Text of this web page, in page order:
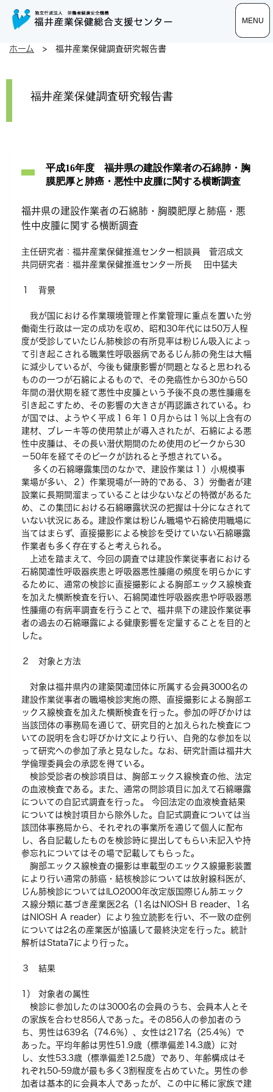
toggle
toggle
MENU
toggle
MENU
ホーム > 福井産業保健調査研究報告書
福井産業保健調査研究報告書
平成16年度 福井県の建設作業者の石綿肺・胸
膜肥厚と肺癌・悪性中皮腫に関する横断調査
福井県の建設作業者の石綿肺・胸膜肥厚と肺癌・悪
性中皮腫に関する横断調査
主任研究者：福井産業保健推進センター相談員 菅沼成文
共同研究者：福井産業保健推進センター所長 田中猛夫
１ 背景
我が国における作業環境管理と作業管理に重点を置いた労
働衛生行政は一定の成功を収め、昭和30年代には50万人程
度が受診していたじん肺検診の有所見率は粉じん吸入によっ
て引き起こされる職業性呼吸器病であるじん肺の発生は大幅
に減少しているが、今後も健康影響が問題となると思われる
ものの一つが石綿によるもので、その発癌性から30から50
年間の潜伏期を経て悪性中皮腫という予後不良の悪性腫瘍を
引き起こすため、その影響の大きさが再認識されている。わ
が国では、ようやく平成１６年１０月からは１％以上含有の
建材、ブレーキ等の使用禁止が導入されたが、石綿による悪
性中皮腫は、その長い潜伏期間のため使用のピークから30
－50年を経てそのピークが訪れると予想されている。
多くの石綿曝露集団のなかで、建設作業は１）小規模事
業場が多い、２）作業現場が一時的である、３）労働者が建
設業に長期間溜まっていることは少ないなどの特徴があるた
め、この集団における石綿曝露状況の把握は十分になされて
いない状況にある。建設作業は粉じん職場や石綿使用職場に
当てはまらず、直接撮影による検診を受けていない石綿曝露
作業者も多く存在すると考えられる。
上述を踏まえて、今回の調査では建設作業従事者における
石綿関連性呼吸器疾患と呼吸器悪性腫瘍の頻度を明らかにす
るために、通常の検診に直接撮影による胸部エックス線検査
を加えた横断検査を行い、石綿関連性呼吸器疾患や呼吸器悪
性腫瘍の有病率調査を行うことで、福井県下の建設作業従事
者の過去の石綿曝露による健康影響を定量することを目的と
した。
２ 対象と方法
対象は福井県内の建築関連団体に所属する会員3000名の
建設作業従事者の職場検診実施の際、直接撮影による胸部エ
ックス線検査を加えた横断検査を行った。参加の呼びかけは
当該団体の事務局を通じて、研究目的と加えられた検査につ
いての説明を含む呼びかけ文により行い、自発的な参加を以
って研究への参加了承と見なした。なお、研究計画は福井大
学倫理委員会の承認を得ている。
検診受診者の検診項目は、胸部エックス線検査の他、法定
の血液検査である。また、通常の問診項目に加えて石綿曝露
についての自記式調査を行った。 今回法定の血液検査結果
については検討項目から除外した。自記式調査については当
該団体事務局から、それぞれの事業所を通じて個人に配布
し、各自記載したものを検診時に提出してもらい未記入や持
参忘れについてはその場で記載してもらった。
胸部エックス線検査の撮影は車載型のエックス線撮影装置
により行い通常の肺癌・結核検診については放射線科医が、
じん肺検診についてはILO2000年改定版国際じん肺エック
ス線分類に基づき産業医2名（1名はNIOSH B reader、1名
はNIOSH A reader）により独立読影を行い、不一致の症例
については2名の産業医が協議して最終決定を行った。統計
解析はStata7により行った。
３ 結果
1） 対象者の属性
検診に参加したのは3000名の会員のうち、会員本人とそ
の家族を合わせ856人であった。その856人の参加者のう
ち、男性は639名（74.6％）、女性は217名（25.4％）で
あった。平均年齢は男性51.9歳（標準偏差14.3歳）に対
し、女性53.3歳（標準偏差12.5歳）であり、年齢構成はそ
れぞれ50-59歳が最も多く3割程度を占めていた。男性の参
加者は基本的に会員本人であったが、この中に稀に家族で建